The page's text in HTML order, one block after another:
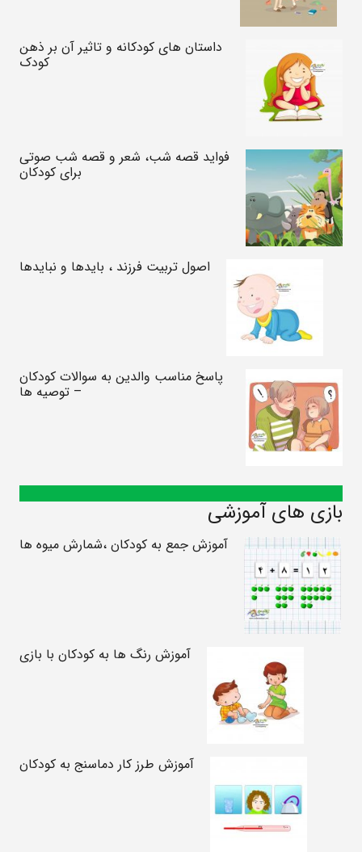
داستان های کودکانه و تاثیر آن بر ذهن
کودک
فواید قصه شب، شعر و قصه شب صوتی
برای کودکان
اصول تربیت فرزند ، بایدها و نبایدها
پاسخ مناسب والدین به سوالات کودکان
– توصیه ها
بازی های آموزشی
آموزش جمع به کودکان ،شمارش میوه ها
آموزش رنگ ها به کودکان با بازی
آموزش طرز کار دماسنج به کودکان